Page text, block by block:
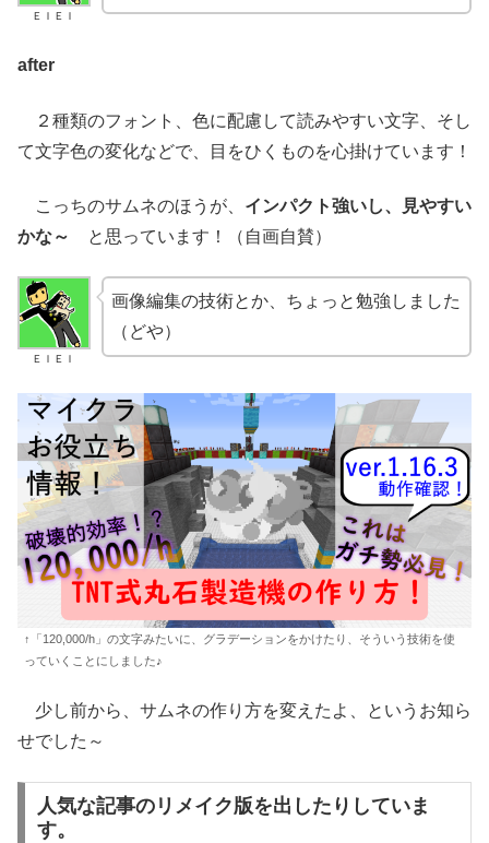
ＥＩＥＩ
after
２種類のフォント、色に配慮して読みやすい文字、そし
て文字色の変化などで、目をひくものを心掛けています！
こっちのサムネのほうが、 インパクト強いし、見やすい
かな～
と思っています！（自画自賛）
ＥＩＥＩ
画像編集の技術とか、ちょっと勉強しました
（どや）
↑「120,000/h」の文字みたいに、グラデーションをかけたり、そういう技術を使
っていくことにしました♪
少し前から、サムネの作り方を変えたよ、というお知ら
せでした～
人気な記事のリメイク版を出したりしていま
す。